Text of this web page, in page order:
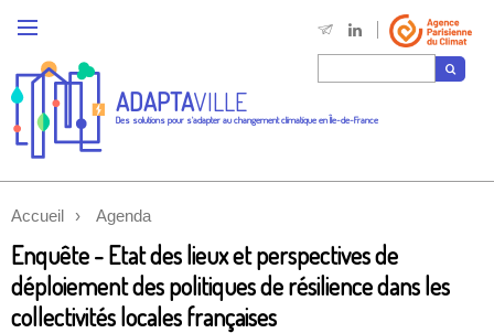
ADAPTAVILLE
Des solutions pour s'adapter au changement climatique en Île-de-France
Accueil Agenda
Enquête - Etat des lieux et perspectives de
déploiement des politiques de résilience dans les
collectivités locales françaises